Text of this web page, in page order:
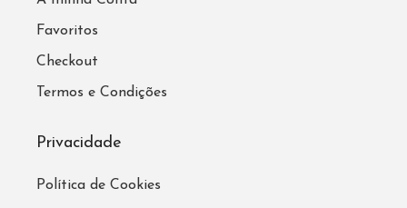
Favoritos
Checkout
Termos e Condições
Privacidade
Política de Cookies